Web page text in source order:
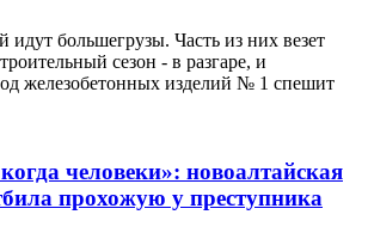
большегрузы. Часть из них везет
сезон - в разгаре, и
железобетонных изделий № 1 спешит
человеки»: новоалтайская
прохожую у преступника